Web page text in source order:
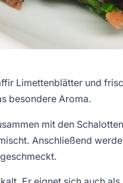
Limettenblätter und
besondere Aroma.
mit den
Anschließend